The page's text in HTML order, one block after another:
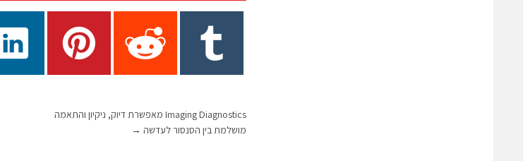
Imaging Diagnostics מאפשרת דיוק, ניקיון והתאמה
מושלמת בין הסנסור לעדשה →